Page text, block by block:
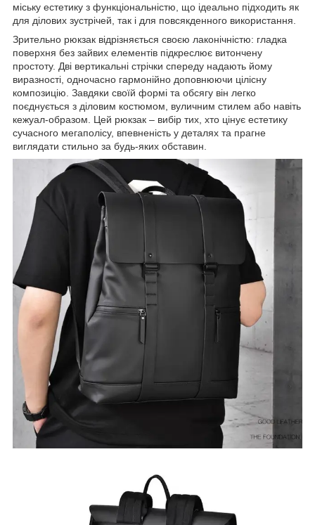
міську естетику з функціональністю, що ідеально підходить як
для ділових зустрічей, так і для повсякденного використання.
Зрительно рюкзак відрізняється своєю лаконічністю: гладка
поверхня без зайвих елементів підкреслює витончену
простоту. Дві вертикальні стрічки спереду надають йому
виразності, одночасно гармонійно доповнюючи цілісну
композицію. Завдяки своїй формі та обсягу він легко
поєднується з діловим костюмом, вуличним стилем або навіть
кежуал-образом. Цей рюкзак – вибір тих, хто цінує естетику
сучасного мегаполісу, впевненість у деталях та прагне
виглядати стильно за будь-яких обставин.